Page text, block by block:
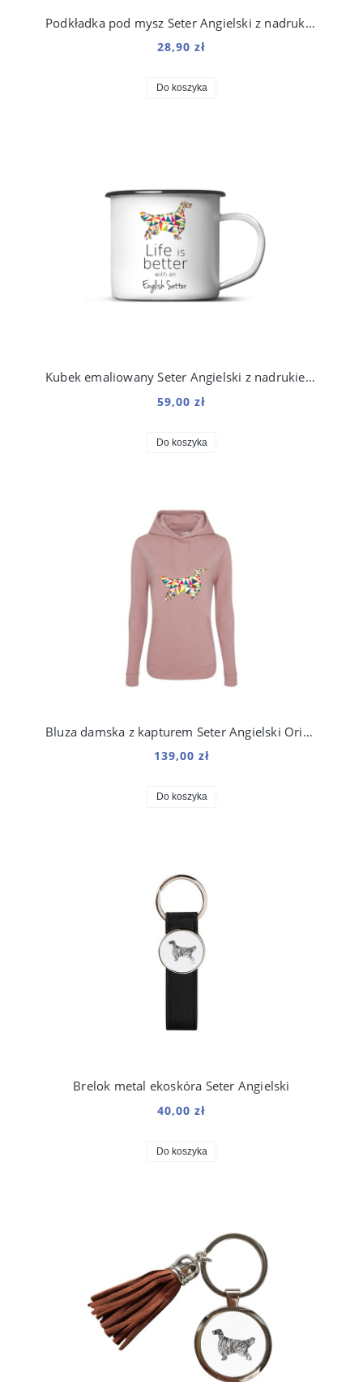
Podkładka pod mysz Seter Angielski z nadrukiem Origami
28,90 zł
Do koszyka
Kubek emaliowany Seter Angielski z nadrukiem Origami Biały
59,00 zł
Do koszyka
Bluza damska z kapturem Seter Angielski Origami
139,00 zł
Do koszyka
Brelok metal ekoskóra Seter Angielski
40,00 zł
Do koszyka